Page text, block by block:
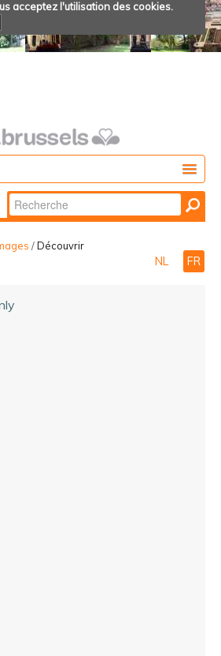
acceptez l'utilisation des cookies.
Chercher par
Recherche
avancée…
/Découvrir
NL FR